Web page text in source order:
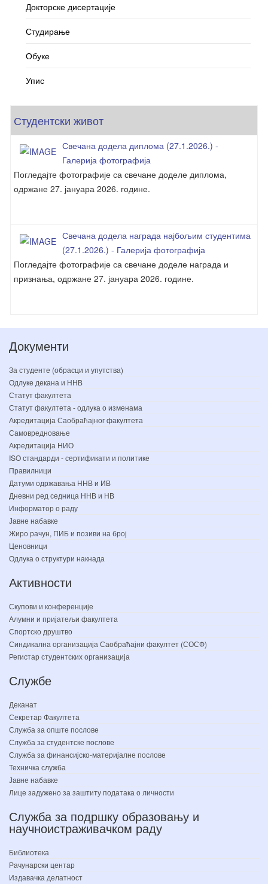
Докторске дисертације
Студирање
Обуке
Упис
Студентски живот
Свечана додела диплома (27.1.2026.) -
Галерија фотографија
Погледајте фотографије са свечане доделе диплома,
одржане 27. јануара 2026. године.
Свечана додела награда најбољим студентима
(27.1.2026.) - Галерија фотографија
Погледајте фотографије са свечане доделе награда и
признања, одржане 27. јануара 2026. године.
Документи
За студенте (обрасци и упутства)
Одлуке декана и ННВ
Статут факултета
Статут факултета - одлука о изменама
Акредитација Саобраћајног факултета
Самовредновање
Акредитација НИО
ISO стандарди - сертификати и политике
Правилници
Датуми одржавања ННВ и ИВ
Дневни ред седница ННВ и НВ
Информатор о раду
Јавне набавке
Жиро рачун, ПИБ и позиви на број
Ценовници
Одлука о структури накнада
Активности
Скупови и конференције
Алумни и пријатељи факултета
Спортско друштво
Синдикална организација Саобраћајни факултет (СОСФ)
Регистар студентских организација
Службе
Деканат
Секретар Факултета
Служба за опште послове
Служба за студентске послове
Служба за финансијско-материјалне послове
Техничка служба
Јавне набавке
Лице задужено за заштиту података о личности
Служба за подршку образовању и
научноистраживачком раду
Библиотека
Рачунарски центар
Издавачка делатност